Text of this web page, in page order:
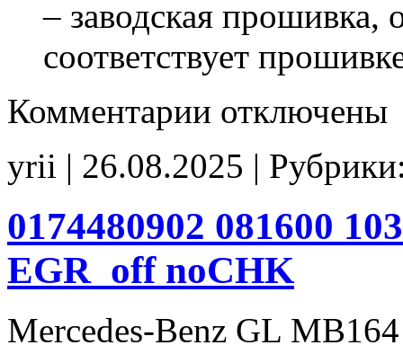
– заводская прошивка,
соответствует
Комментарии записи
6429038307
6429040200
SCR
DPF_off
EGR_TGV_off
noCHK
отключены
yrii | 26.08.2025 |
0174480902 081600
EGR_off noCHK
Mercedes-Benz GL